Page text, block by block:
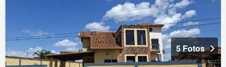
5 Fotos